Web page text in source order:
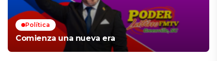
Política
Comienza una nueva era